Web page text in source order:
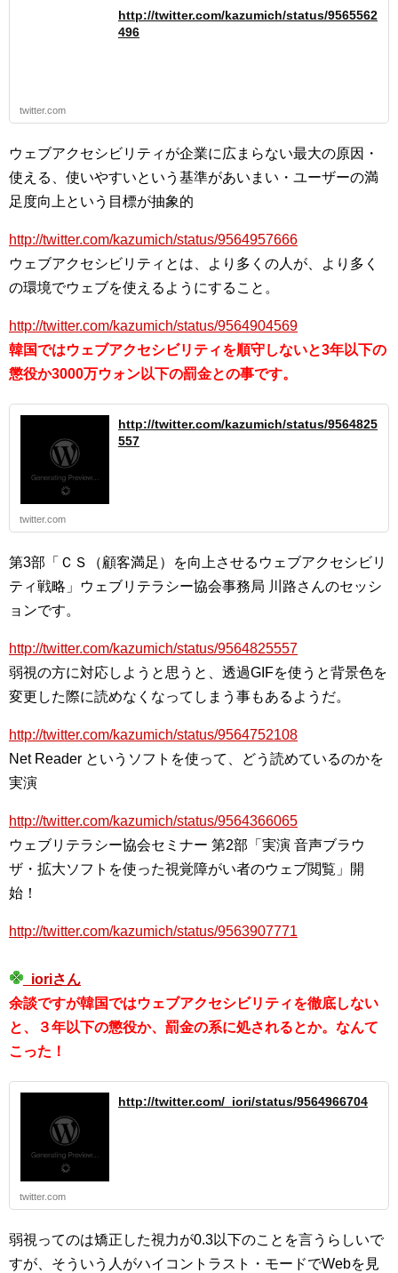
http://twitter.com/kazumich/status/9565562
496
twitter.com
ウェブアクセシビリティが企業に広まらない最大の原因・
使える、使いやすいという基準があいまい・ユーザーの満
足度向上という目標が抽象的
http://twitter.com/kazumich/status/9564957666
ウェブアクセシビリティとは、より多くの人が、より多く
の環境でウェブを使えるようにすること。
http://twitter.com/kazumich/status/9564904569
韓国ではウェブアクセシビリティを順守しないと3年以下の
懲役か3000万ウォン以下の罰金との事です。
http://twitter.com/kazumich/status/9564825
557
twitter.com
第3部「ＣＳ（顧客満足）を向上させるウェブアクセシビリ
ティ戦略」ウェブリテラシー協会事務局 川路さんのセッシ
ョンです。
http://twitter.com/kazumich/status/9564825557
弱視の方に対応しようと思うと、透過GIFを使うと背景色を
変更した際に読めなくなってしまう事もあるようだ。
http://twitter.com/kazumich/status/9564752108
Net Reader というソフトを使って、どう読めているのかを
実演
http://twitter.com/kazumich/status/9564366065
ウェブリテラシー協会セミナー 第2部「実演 音声ブラウ
ザ・拡大ソフトを使った視覚障がい者のウェブ閲覧」開
始！
http://twitter.com/kazumich/status/9563907771
_ioriさん
余談ですが韓国ではウェブアクセシビリティを徹底しない
と、３年以下の懲役か、罰金の系に処されるとか。なんて
こった！
http://twitter.com/_iori/status/9564966704
twitter.com
弱視ってのは矯正した視力が0.3以下のことを言うらしいで
すが、そういう人がハイコントラスト・モードでWebを見